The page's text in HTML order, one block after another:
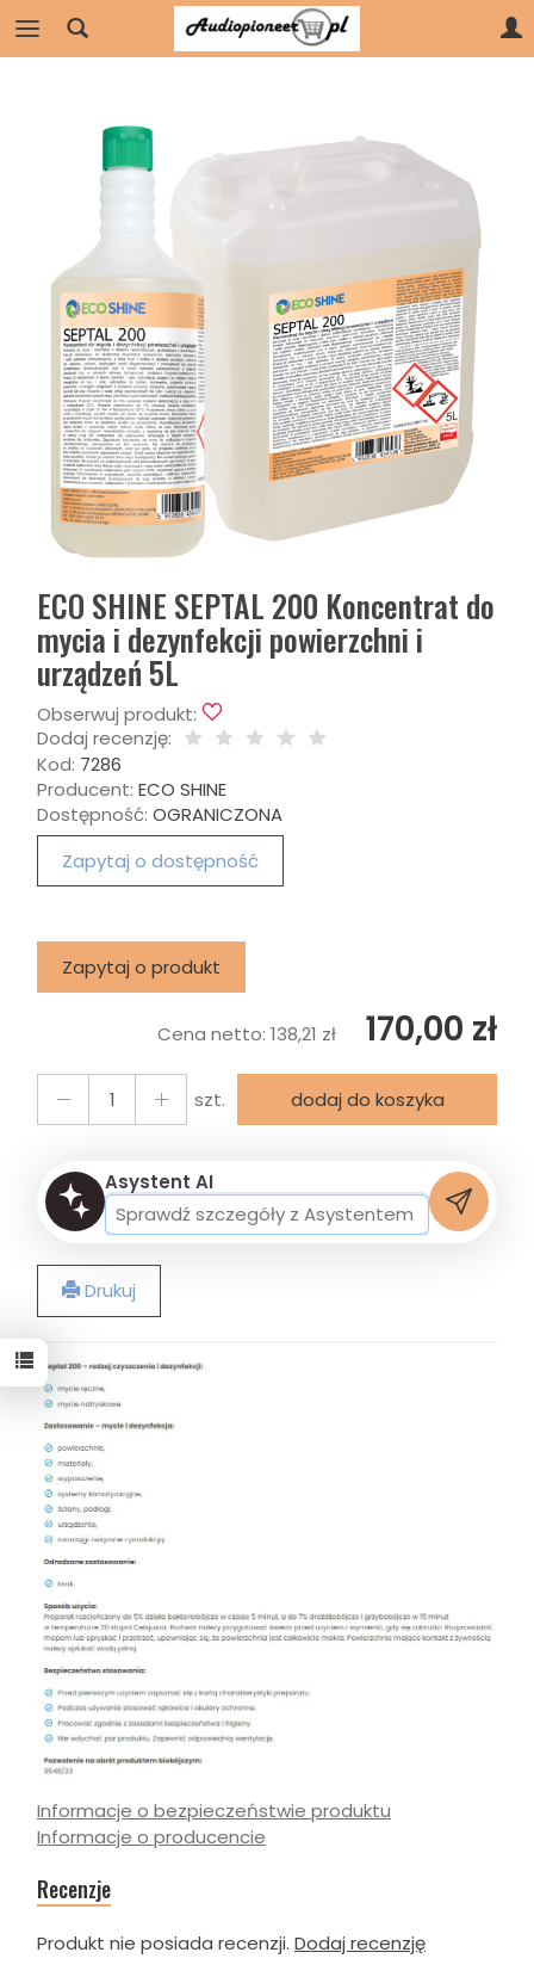
ECO SHINE SEPTAL 200 Koncentrat do
mycia i dezynfekcji powierzchni i
urządzeń 5L
Obserwuj produkt:
Dodaj recenzję:
Kod: 7286
Producent: ECO SHINE
Dostępność: OGRANICZONA
Zapytaj o dostępność
Zapytaj o produkt
Cena netto: 138,21 zł 170,00 zł
szt. dodaj do koszyka
Asystent AI
Drukuj
Informacje o bezpieczeństwie produktu
Informacje o producencie
Recenzje
Produkt nie posiada recenzji. Dodaj recenzję